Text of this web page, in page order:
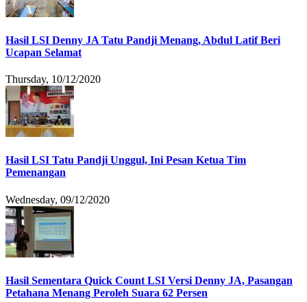
Hasil LSI Denny JA Tatu Pandji Menang, Abdul Latif Beri
Ucapan Selamat
Thursday, 10/12/2020
Hasil LSI Tatu Pandji Unggul, Ini Pesan Ketua Tim
Pemenangan
Wednesday, 09/12/2020
Hasil Sementara Quick Count LSI Versi Denny JA, Pasangan
Petahana Menang Peroleh Suara 62 Persen